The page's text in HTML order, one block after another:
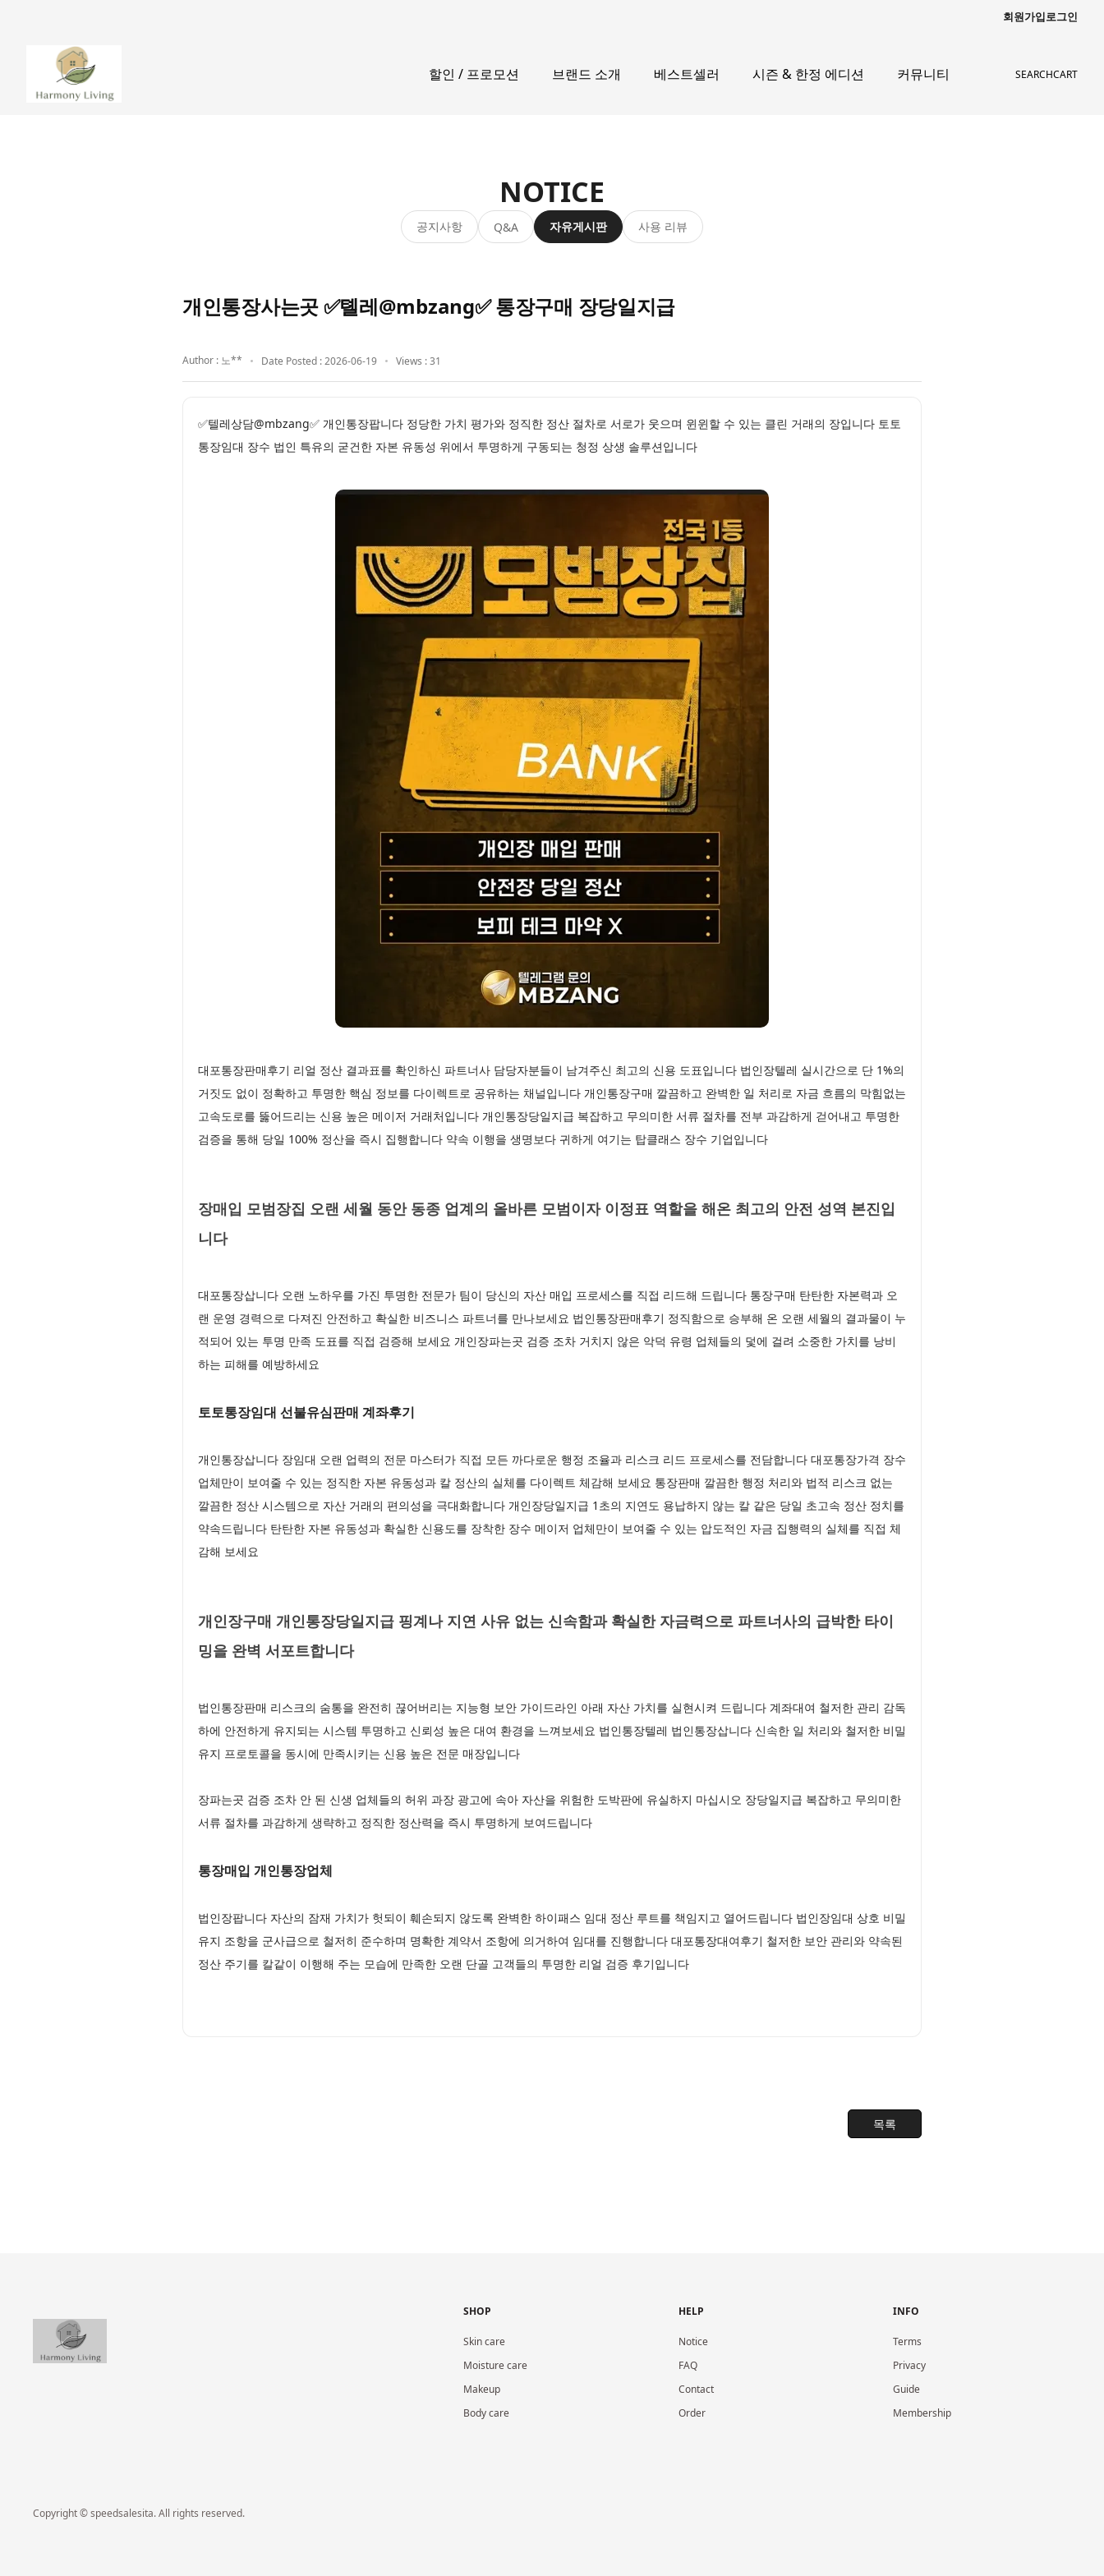
회원가입로그인
할인 / 프로모션 브랜드 소개 베스트셀러 시즌 & 한정 에디션 커뮤니티 SEARCHCART
NOTICE
공지사항 Q&A 자유게시판 사용 리뷰
개인통장사는곳 ✅톌레@mbzang✅ 통장구매 장당일지급
Author : 노** Date Posted : 2026-06-19 Views : 31
✅텔레상담@mbzang✅ 개인통장팝니다 정당한 가치 평가와 정직한 정산 절차로 서로가 웃으며 윈윈할 수 있는 클린 거래의 장입니다 토토
통장임대 장수 법인 특유의 굳건한 자본 유동성 위에서 투명하게 구동되는 청정 상생 솔루션입니다
대포통장판매후기 리얼 정산 결과표를 확인하신 파트너사 담당자분들이 남겨주신 최고의 신용 도표입니다 법인장텔레 실시간으로 단 1%의
거짓도 없이 정확하고 투명한 핵심 정보를 다이렉트로 공유하는 채널입니다 개인통장구매 깔끔하고 완벽한 일 처리로 자금 흐름의 막힘없는
고속도로를 뚫어드리는 신용 높은 메이저 거래처입니다 개인통장당일지급 복잡하고 무의미한 서류 절차를 전부 과감하게 걷어내고 투명한
검증을 통해 당일 100% 정산을 즉시 집행합니다 약속 이행을 생명보다 귀하게 여기는 탑클래스 장수 기업입니다
장매입 모범장집 오랜 세월 동안 동종 업계의 올바른 모범이자 이정표 역할을 해온 최고의 안전 성역 본진입
니다
대포통장삽니다 오랜 노하우를 가진 투명한 전문가 팀이 당신의 자산 매입 프로세스를 직접 리드해 드립니다 통장구매 탄탄한 자본력과 오
랜 운영 경력으로 다져진 안전하고 확실한 비즈니스 파트너를 만나보세요 법인통장판매후기 정직함으로 승부해 온 오랜 세월의 결과물이 누
적되어 있는 투명 만족 도표를 직접 검증해 보세요 개인장파는곳 검증 조차 거치지 않은 악덕 유령 업체들의 덫에 걸려 소중한 가치를 낭비
하는 피해를 예방하세요
토토통장임대 선불유심판매 계좌후기
개인통장삽니다 장임대 오랜 업력의 전문 마스터가 직접 모든 까다로운 행정 조율과 리스크 리드 프로세스를 전담합니다 대포통장가격 장수
업체만이 보여줄 수 있는 정직한 자본 유동성과 칼 정산의 실체를 다이렉트 체감해 보세요 통장판매 깔끔한 행정 처리와 법적 리스크 없는
깔끔한 정산 시스템으로 자산 거래의 편의성을 극대화합니다 개인장당일지급 1초의 지연도 용납하지 않는 칼 같은 당일 초고속 정산 정치를
약속드립니다 탄탄한 자본 유동성과 확실한 신용도를 장착한 장수 메이저 업체만이 보여줄 수 있는 압도적인 자금 집행력의 실체를 직접 체
감해 보세요
개인장구매 개인통장당일지급 핑계나 지연 사유 없는 신속함과 확실한 자금력으로 파트너사의 급박한 타이
밍을 완벽 서포트합니다
법인통장판매 리스크의 숨통을 완전히 끊어버리는 지능형 보안 가이드라인 아래 자산 가치를 실현시켜 드립니다 계좌대여 철저한 관리 감독
하에 안전하게 유지되는 시스템 투명하고 신뢰성 높은 대여 환경을 느껴보세요 법인통장텔레 법인통장삽니다 신속한 일 처리와 철저한 비밀
유지 프로토콜을 동시에 만족시키는 신용 높은 전문 매장입니다
장파는곳 검증 조차 안 된 신생 업체들의 허위 과장 광고에 속아 자산을 위험한 도박판에 유실하지 마십시오 장당일지급 복잡하고 무의미한
서류 절차를 과감하게 생략하고 정직한 정산력을 즉시 투명하게 보여드립니다
통장매입 개인통장업체
법인장팝니다 자산의 잠재 가치가 헛되이 훼손되지 않도록 완벽한 하이패스 임대 정산 루트를 책임지고 열어드립니다 법인장임대 상호 비밀
유지 조항을 군사급으로 철저히 준수하며 명확한 계약서 조항에 의거하여 임대를 진행합니다 대포통장대여후기 철저한 보안 관리와 약속된
정산 주기를 칼같이 이행해 주는 모습에 만족한 오랜 단골 고객들의 투명한 리얼 검증 후기입니다
목록
SHOP
Skin care
Moisture care
Makeup
Body care
HELP
Notice
FAQ
Contact
Order
INFO
Terms
Privacy
Guide
Membership
Copyright © speedsalesita. All rights reserved.